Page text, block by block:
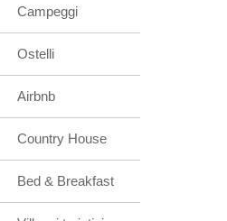
Campeggi
Ostelli
Airbnb
Country House
Bed & Breakfast